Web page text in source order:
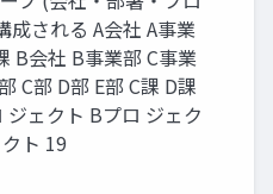
成される A会社 A事業
B会社 B事業部 C事業
C部 D部 E部 C課 D課
ジェクト Bプロ ジェク
ト 19